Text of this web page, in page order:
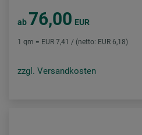
ab 76,00 EUR
1 qm = EUR 7,41 / (netto: EUR 6,18)
zzgl. Versandkosten